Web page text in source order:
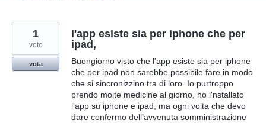
l'app esiste sia per iphone che per
ipad,
Buongiorno visto che l'app esiste sia per iphone
che per ipad non sarebbe possibile fare in modo
che si sincronizzino tra di loro. Io purtroppo
prendo molte medicine al giorno, ho i'nstallato
l'app su iphone e ipad, ma ogni volta che devo
dare confermo dell'avvenuta somministrazione
1
voto
vota